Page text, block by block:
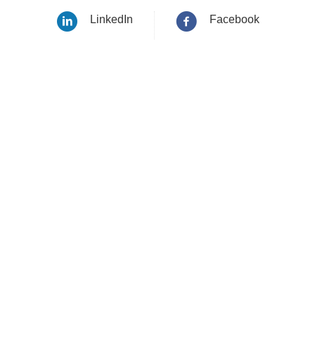
LinkedIn Facebook